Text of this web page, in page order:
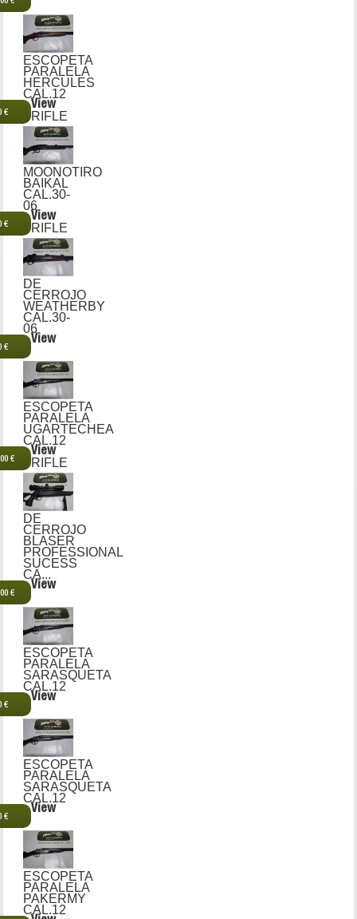
ESCOPETA
PARALELA
HERCULES
CAL.12
€
View
RIFLE
MOONOTIRO
BAIKAL
CAL.30-
06
€
View
RIFLE
DE
CERROJO
WEATHERBY
CAL.30-
06
€
View
ESCOPETA
PARALELA
UGARTECHEA
CAL.12
€
View
RIFLE
DE
CERROJO
BLASER
PROFESSIONAL
SUCESS
CA...
€
View
ESCOPETA
PARALELA
SARASQUETA
CAL.12
€
View
ESCOPETA
PARALELA
SARASQUETA
CAL.12
€
View
ESCOPETA
PARALELA
PAKERMY
CAL.12